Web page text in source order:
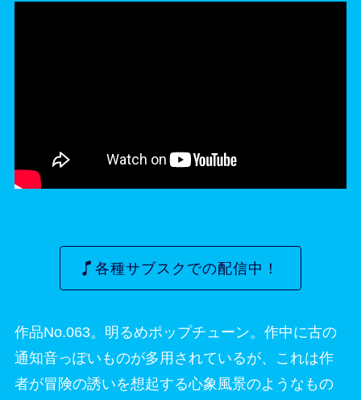
各種サブスクでの配信中！
作品No.063。明るめポップチューン。作中に古の
通知音っぽいものが多用されているが、これは作
者が冒険の誘いを想起する心象風景のようなもの